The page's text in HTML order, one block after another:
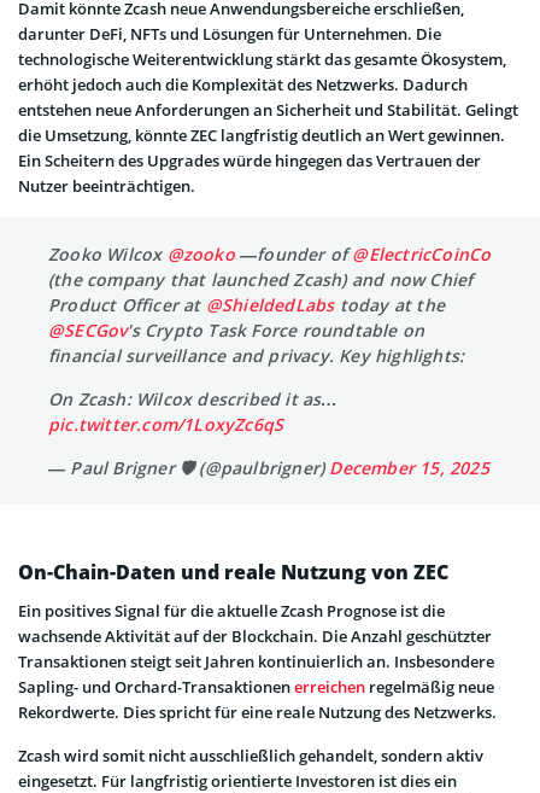
Damit könnte Zcash neue Anwendungsbereiche erschließen,
darunter DeFi, NFTs und Lösungen für Unternehmen. Die
technologische Weiterentwicklung stärkt das gesamte Ökosystem,
erhöht jedoch auch die Komplexität des Netzwerks. Dadurch
entstehen neue Anforderungen an Sicherheit und Stabilität. Gelingt
die Umsetzung, könnte ZEC langfristig deutlich an Wert gewinnen.
Ein Scheitern des Upgrades würde hingegen das Vertrauen der
Nutzer beeinträchtigen.
Zooko Wilcox @zooko—founder of@ElectricCoinCo
(the company that launched Zcash) and now Chief
Product Officer at @ShieldedLabstoday at the
@SECGov's Crypto Task Force roundtable on
financial surveillance and privacy. Key highlights:
On Zcash: Wilcox described it as…
pic.twitter.com/1LoxyZc6qS
— Paul Brigner 🛡️ (@paulbrigner)December 15, 2025
On-Chain-Daten und reale Nutzung von ZEC
Ein positives Signal für die aktuelle Zcash Prognose ist die
wachsende Aktivität auf der Blockchain. Die Anzahl geschützter
Transaktionen steigt seit Jahren kontinuierlich an. Insbesondere
Sapling- und Orchard-Transaktionenerreichen regelmäßig neue
Rekordwerte. Dies spricht für eine reale Nutzung des Netzwerks.
Zcash wird somit nicht ausschließlich gehandelt, sondern aktiv
eingesetzt. Für langfristig orientierte Investoren ist dies ein